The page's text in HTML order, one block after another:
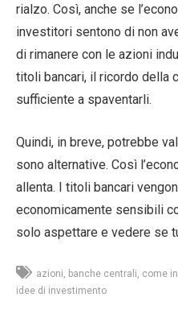
rialzo. Così, anche se
investitori sentono di non
di rimanere con le azioni
titoli bancari, il ricordo della
sufficiente a spaventarli.
Quindi, in breve, potrebbe
sono alternative. Così
allenta. I titoli bancari
economicamente sensibili
solo aspettare e vedere se
azioni banche centrali come
idee di investimento